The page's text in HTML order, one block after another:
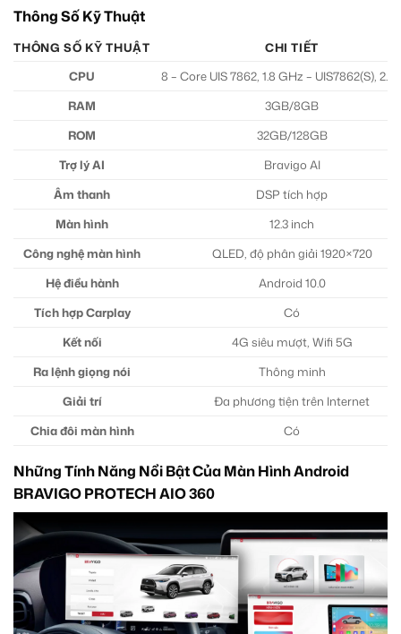
Thông Số Kỹ Thuật
THÔNG SỐ KỸ THUẬT
CHI TIẾT
CPU
8 – Core UIS 7862, 1.8 GHz – UIS7862(S), 2.0
RAM
3GB/8GB
ROM
32GB/128GB
Trợ lý AI
Bravigo AI
Âm thanh
DSP tích hợp
Màn hình
12.3 inch
Công nghệ màn hình
QLED, độ phân giải 1920×720
Hệ điều hành
Android 10.0
Tích hợp Carplay
Có
Kết nối
4G siêu mượt, Wifi 5G
Ra lệnh giọng nói
Thông minh
Giải trí
Đa phương tiện trên Internet
Chia đôi màn hình
Có
Những Tính Năng Nổi Bật Của Màn Hình Android
BRAVIGO PROTECH AIO 360